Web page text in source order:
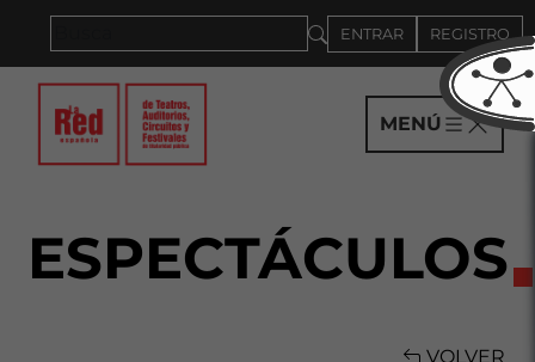
ENTRAR REGISTRO
MENÚ
ESPECTÁCULOS
VOLVER